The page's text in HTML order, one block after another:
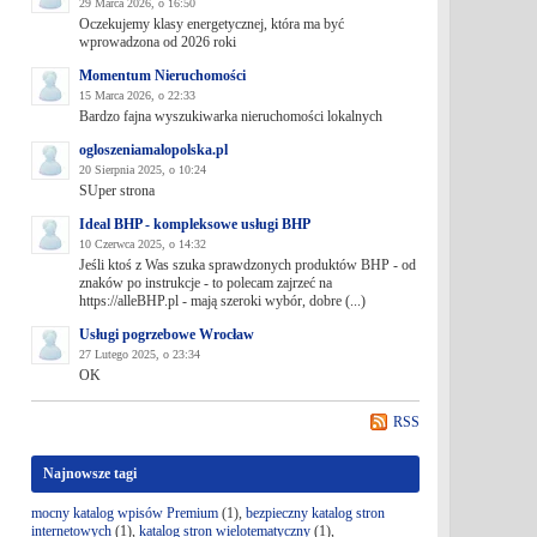
29 Marca 2026, o 16:50
Oczekujemy klasy energetycznej, która ma być
wprowadzona od 2026 roki
Momentum Nieruchomości
15 Marca 2026, o 22:33
Bardzo fajna wyszukiwarka nieruchomości lokalnych
ogloszeniamalopolska.pl
20 Sierpnia 2025, o 10:24
SUper strona
Ideal BHP - kompleksowe usługi BHP
10 Czerwca 2025, o 14:32
Jeśli ktoś z Was szuka sprawdzonych produktów BHP - od
znaków po instrukcje - to polecam zajrzeć na
https://alleBHP.pl - mają szeroki wybór, dobre (...)
Usługi pogrzebowe Wrocław
27 Lutego 2025, o 23:34
OK
RSS
Najnowsze tagi
mocny katalog wpisów Premium(1), bezpieczny katalog stron
internetowych(1), katalog stron wielotematyczny(1),